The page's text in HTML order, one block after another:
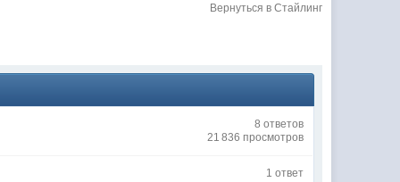
Вернуться в Стайлинг
8 ответов
21 836 просмотров
1 ответ